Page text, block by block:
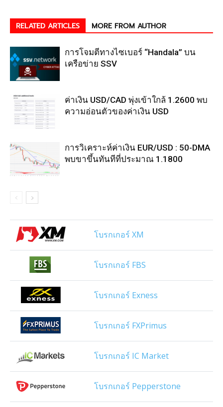
RELATED ARTICLES MORE FROM AUTHOR
การโจมตีทางไซเบอร์ “Handala” บน
เครือข่าย SSV
ค่าเงิน USD/CAD พุ่งเข้าใกล้ 1.2600 พบ
ความอ่อนตัวของค่าเงิน USD
การวิเคราะห์ค่าเงิน EUR/USD : 50-DMA
พบขาขึ้นทันทีที่ประมาณ 1.1800
โบรกเกอร์ XM
โบรกเกอร์ FBS
โบรกเกอร์ Exness
โบรกเกอร์ FXPrimus
โบรกเกอร์ IC Market
โบรกเกอร์ Pepperstone